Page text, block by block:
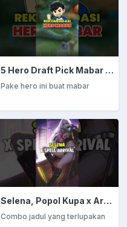
5 Hero Draft Pick Mabar Auto Win
Pake hero ini buat mabar
Selena, Popol Kupa x Arrival
Combo jadul yang terlupakan